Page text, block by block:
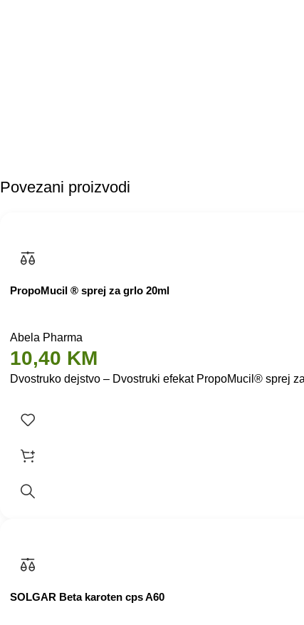
Povezani proizvodi
PropoMucil ® sprej za grlo 20ml
Abela Pharma
10,40 KM
Dvostruko dejstvo – Dvostruki efekat PropoMucil® sprej
SOLGAR Beta karoten cps A60